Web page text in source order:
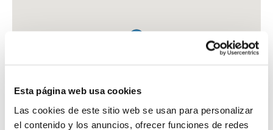
Esta página web usa cookies
Las cookies de este sitio web se usan para personalizar
el contenido y los anuncios, ofrecer funciones de redes